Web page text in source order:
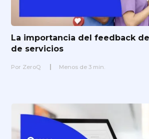
La importancia del feedback
de servicios
Por ZeroQ Menos de 3 min.